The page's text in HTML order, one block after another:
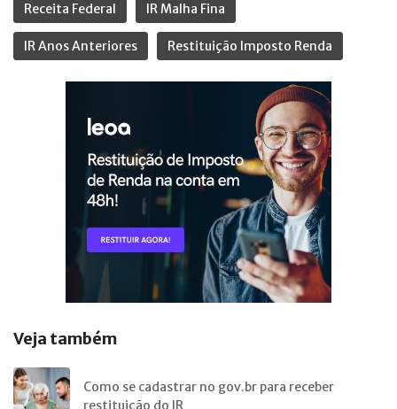
Receita Federal IR Malha Fina
IR Anos Anteriores Restituição Imposto Renda
Veja também
Como se cadastrar no gov.br para receber
restituição do IR